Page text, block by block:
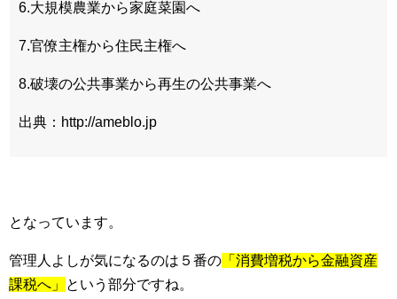
6.大規模農業から家庭菜園へ
7.官僚主権から住民主権へ
8.破壊の公共事業から再生の公共事業へ
出典：http://ameblo.jp
となっています。
管理人よしが気になるのは５番の 「消費増税から金融資産
課税へ」
という部分ですね。